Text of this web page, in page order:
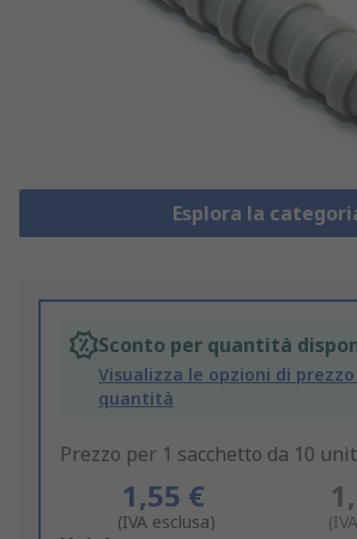
Esplora la
Sconto per quantità
Visualizza le opzioni di
quantità
Prezzo per 1 sacchetto da 10
1,55 €
(IVA esclusa)